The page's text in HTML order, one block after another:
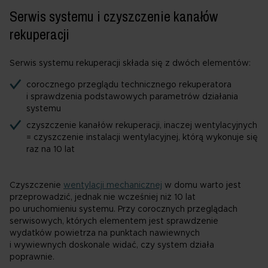
Serwis systemu i czyszczenie kanałów
rekuperacji
Serwis systemu rekuperacji składa się z dwóch elementów:
corocznego przeglądu technicznego rekuperatora
i sprawdzenia podstawowych parametrów działania
systemu
czyszczenie kanałów rekuperacji, inaczej wentylacyjnych
= czyszczenie instalacji wentylacyjnej, którą wykonuje się
raz na 10 lat
Czyszczenie wentylacji mechanicznej w domu warto jest
przeprowadzić, jednak nie wcześniej niż 10 lat
po uruchomieniu systemu. Przy corocznych przeglądach
serwisowych, których elementem jest sprawdzenie
wydatków powietrza na punktach nawiewnych
i wywiewnych doskonale widać, czy system działa
poprawnie.